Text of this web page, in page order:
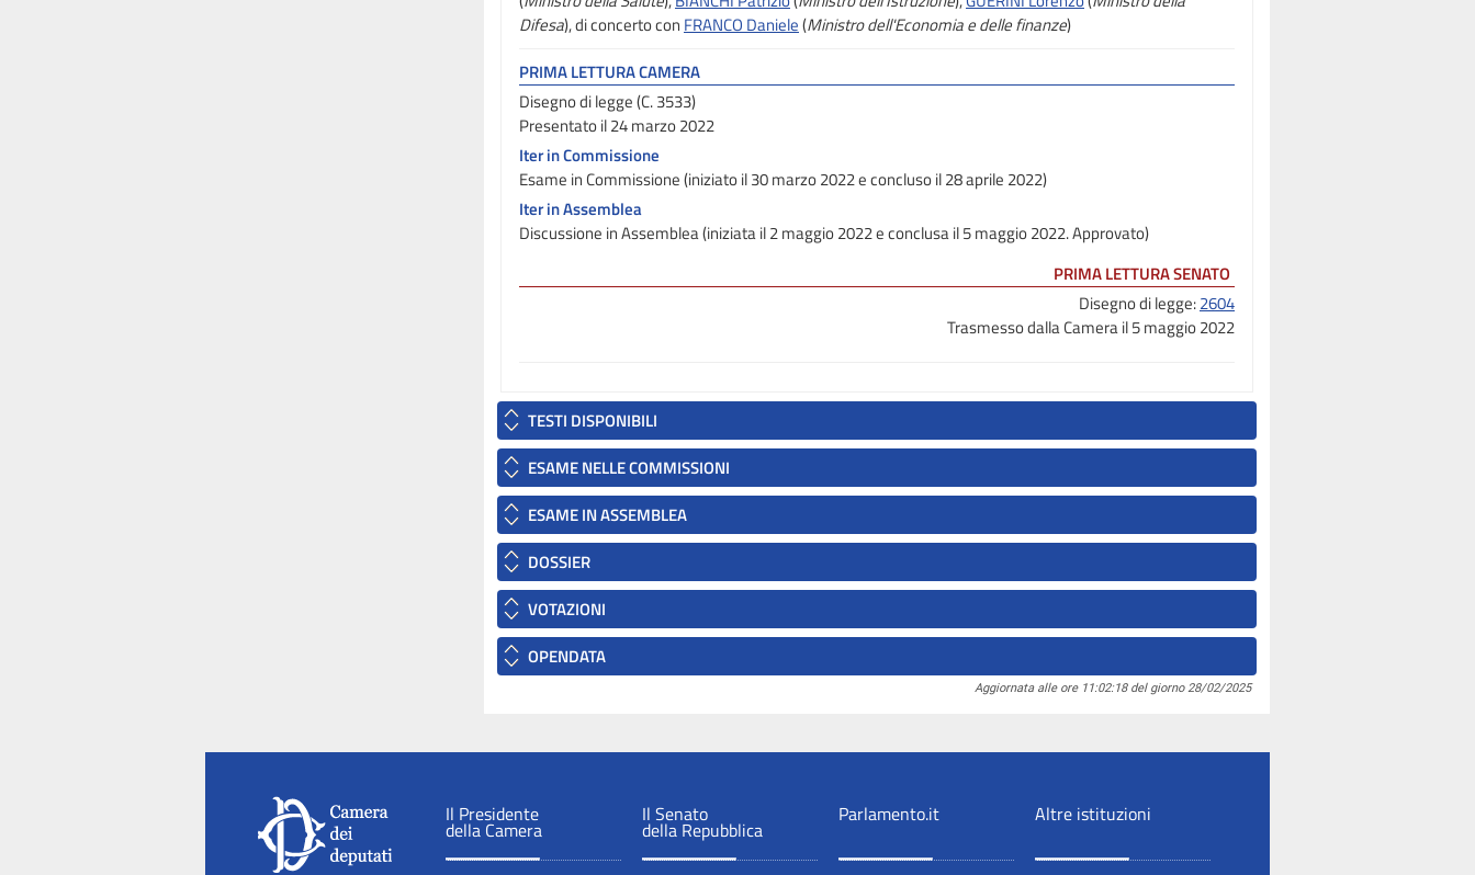
Difesa), di concerto con FRANCO Daniele(Ministro dell'Economia e delle finanze)
PRIMA LETTURA CAMERA
Disegno di legge (C. 3533)
Presentato il 24 marzo 2022
Iter in Commissione
Esame in Commissione (iniziato il 30 marzo 2022 e concluso il 28 aprile 2022)
Iter in Assemblea
Discussione in Assemblea (iniziata il 2 maggio 2022 e conclusa il 5 maggio 2022. Approvato)
PRIMA LETTURA SENATO
Disegno di legge:2604
Trasmesso dalla Camera il 5 maggio 2022
TESTI DISPONIBILI
ESAME NELLE COMMISSIONI
ESAME IN ASSEMBLEA
DOSSIER
VOTAZIONI
OPENDATA
Aggiornata alle ore 11:02:18 del giorno 28/02/2025
Il Presidente
della Camera
Il Senato
della Repubblica
Parlamento.it Altre istituzioni